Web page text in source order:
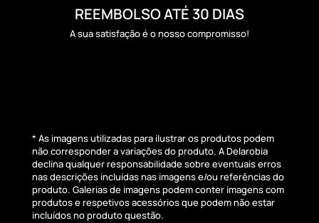
REEMBOLSO ATÉ 30 DIAS
A sua satisfação é o nosso compromisso!
* As imagens utilizadas para ilustrar os produtos podem
não corresponder a variações do produto. A Delarobia
declina qualquer responsabilidade sobre eventuais erros
nas descrições incluídas nas imagens e/ou referências do
produto. Galerias de imagens podem conter imagens com
produtos e respetivos acessórios que podem não estar
incluídos no produto questão.